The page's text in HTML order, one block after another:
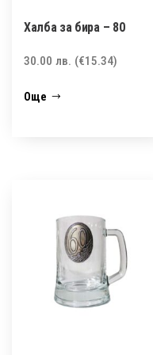
Халба за бира – 80
30.00 лв. (€15.34)
Още